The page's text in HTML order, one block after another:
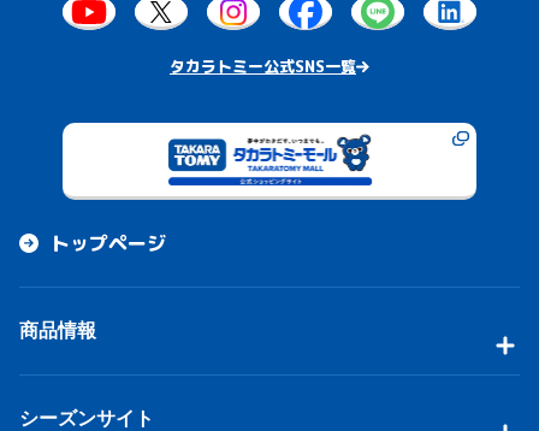
タカラトミー公式SNS一覧
トップページ
商品情報
シーズンサイト